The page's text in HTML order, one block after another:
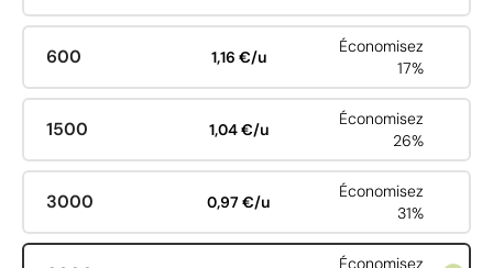
600 1,16 €/u
Économisez
17%
1500 1,04 €/u
Économisez
26%
3000 0,97 €/u
Économisez
31%
Économisez